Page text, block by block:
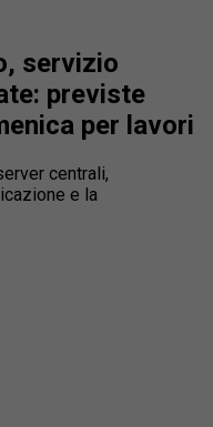
servizio
previste
per lavori
centrali,
e la